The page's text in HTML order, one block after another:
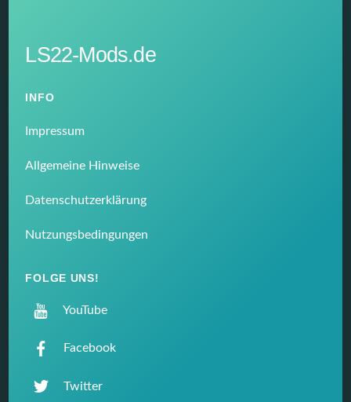
LS22-Mods.de
INFO
Impressum
Allgemeine Hinweise
Datenschutzerklärung
Nutzungsbedingungen
FOLGE UNS!
YouTube
Facebook
Twitter